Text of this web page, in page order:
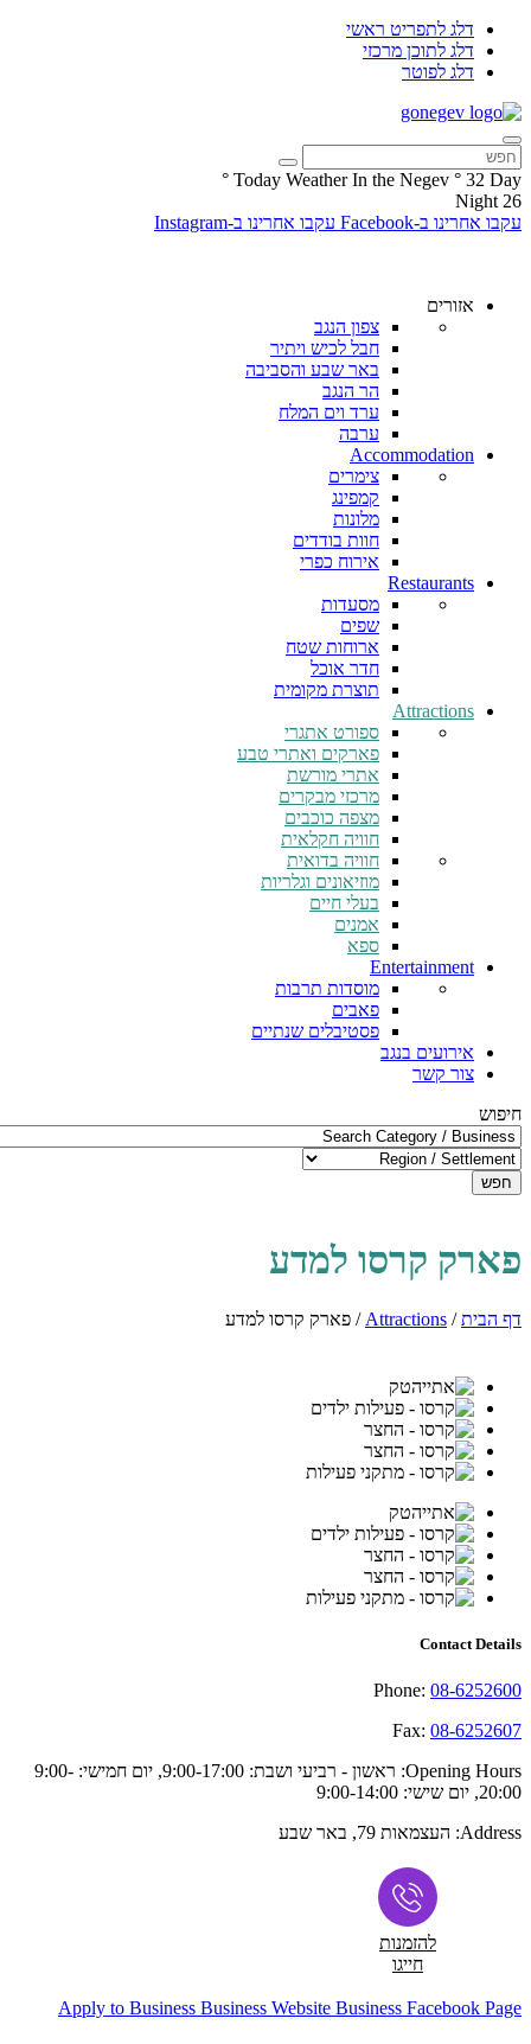
דלג לתפריט ראשי
דלג לתוכן מרכזי
דלג לפוטר
Today Weather In the Negev ° 32 Day
°
26
Night
עקבו אחרינו ב-Facebook
עקבו אחרינו ב-Instagram
אזורים
צפון הנגב
חבל לכיש ויתיר
באר שבע והסביבה
הר הנגב
ערד וים המלח
ערבה
Accommodation
צימרים
קמפינג
מלונות
חוות בודדים
אירוח כפרי
Restaurants
מסעדות
שפים
ארוחות שטח
חדר אוכל
תוצרת מקומית
Attractions
ספורט אתגרי
פארקים ואתרי טבע
אתרי מורשת
מרכזי מבקרים
מצפה כוכבים
חוויה חקלאית
חוויה בדואית
מוזיאונים וגלריות
בעלי חיים
אמנים
ספא
Entertainment
מוסדות תרבות
פאבים
פסטיבלים שנתיים
אירועים בנגב
צור קשר
חיפוש
חפש
פארק קרסו למדע
דף הבית/
Attractions
/ פארק קרסו למדע
Contact Details
Phone: 08-6252600
Fax: 08-6252607
Opening Hours:
ראשון - רביעי ושבת: 9:00-17:00, יום חמישי: 9:00-
20:00, יום שישי: 9:00-14:00
Address: העצמאות 79, באר שבע
להזמנות
חייגו
Apply to Business Business Website Business Facebook Page